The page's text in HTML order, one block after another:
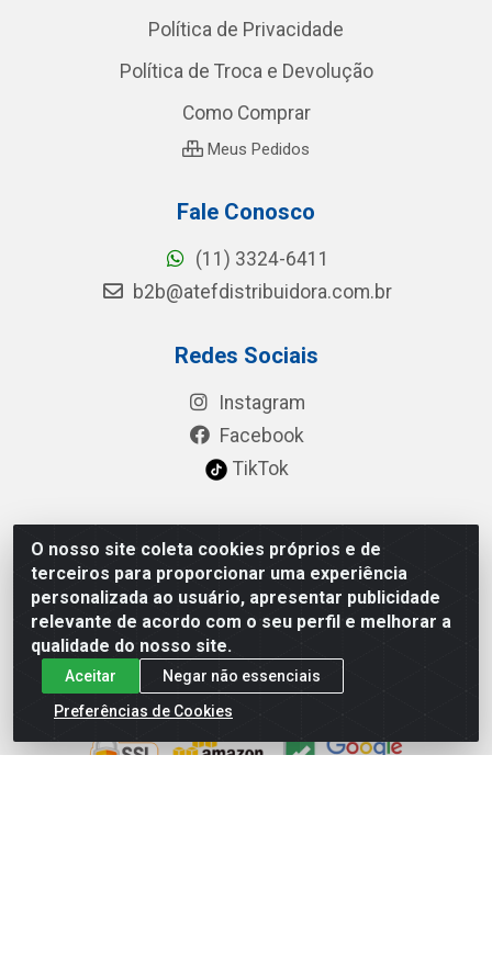
O nosso site coleta cookies próprios e de
terceiros para proporcionar uma experiência
personalizada ao usuário, apresentar publicidade
relevante de acordo com o seu perfil e melhorar a
qualidade do nosso site.
Aceitar
Negar não essenciais
Preferências de Cookies
Política de Privacidade
Política de Troca e Devolução
Como Comprar
Meus Pedidos
Fale Conosco
(11) 3324-6411
b2b@atefdistribuidora.com.br
Redes Sociais
Instagram
Facebook
TikTok
Baixe já nosso APP
Site Seguro